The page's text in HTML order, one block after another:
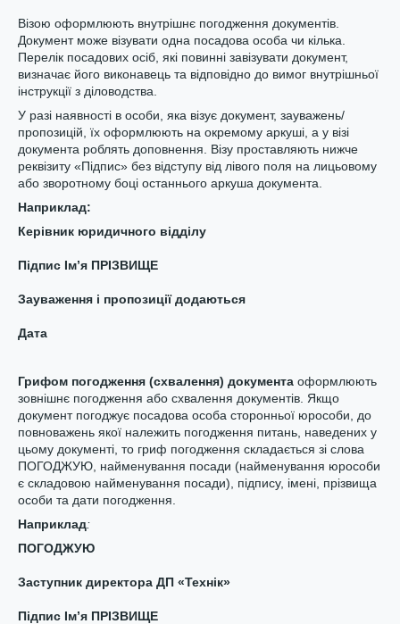
Візою оформлюють внутрішнє погодження документів.
Документ може візувати одна посадова особа чи кілька.
Перелік посадових осіб, які повинні завізувати документ,
визначає його виконавець та відповідно до вимог внутрішньої
інструкції з діловодства.
У разі наявності в особи, яка візує документ, зауважень/
пропозицій, їх оформлюють на окремому аркуші, а у візі
документа роблять доповнення. Візу проставляють нижче
реквізиту «Підпис» без відступу від лівого поля на лицьовому
або зворотному боці останнього аркуша документа.
Наприклад:
Керівник юридичного відділу
Підпис Ім’я ПРІЗВИЩЕ
Зауваження і пропозиції додаються
Дата
Грифом погодження (схвалення) документа оформлюють
зовнішнє погодження або схвалення документів. Якщо
документ погоджує посадова особа сторонньої юрособи, до
повноважень якої належить погодження питань, наведених у
цьому документі, то гриф погодження складається зі слова
ПОГОДЖУЮ, найменування посади (найменування юрособи
є складовою найменування посади), підпису, імені, прізвища
особи та дати погодження.
Наприклад:
ПОГОДЖУЮ
Заступник директора ДП «Технік»
Підпис Ім’я ПРІЗВИЩЕ